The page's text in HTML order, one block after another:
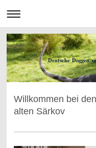
Deutsche Doggen
Willkommen bei
alten Särkov